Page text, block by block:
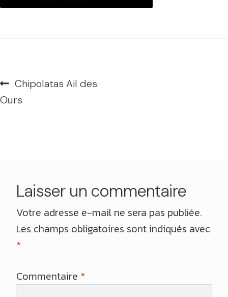
Navigation
de
Article
précédent :
Chipolatas Ail des
Ours
Laisser un commentaire
Votre adresse e-mail ne sera pas publiée.
Les champs obligatoires sont indiqués avec
*
Commentaire *